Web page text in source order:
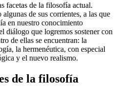
facetas de la filosofía actual.
de sus corrientes, a las que
en nuestro conocimiento
diálogo que logremos sostener con
de ellas se encuentran: la
la hermenéutica, con especial
y el nuevo realismo.
de la filosofía